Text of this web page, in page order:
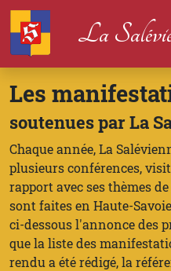
La
Les
soutenues par La
Chaque année, La
plusieurs conférences,
rapport avec ses thèmes
sont faites en Haute-
ci-dessous l'annonce des
que la liste des
rendu a été rédigé, la